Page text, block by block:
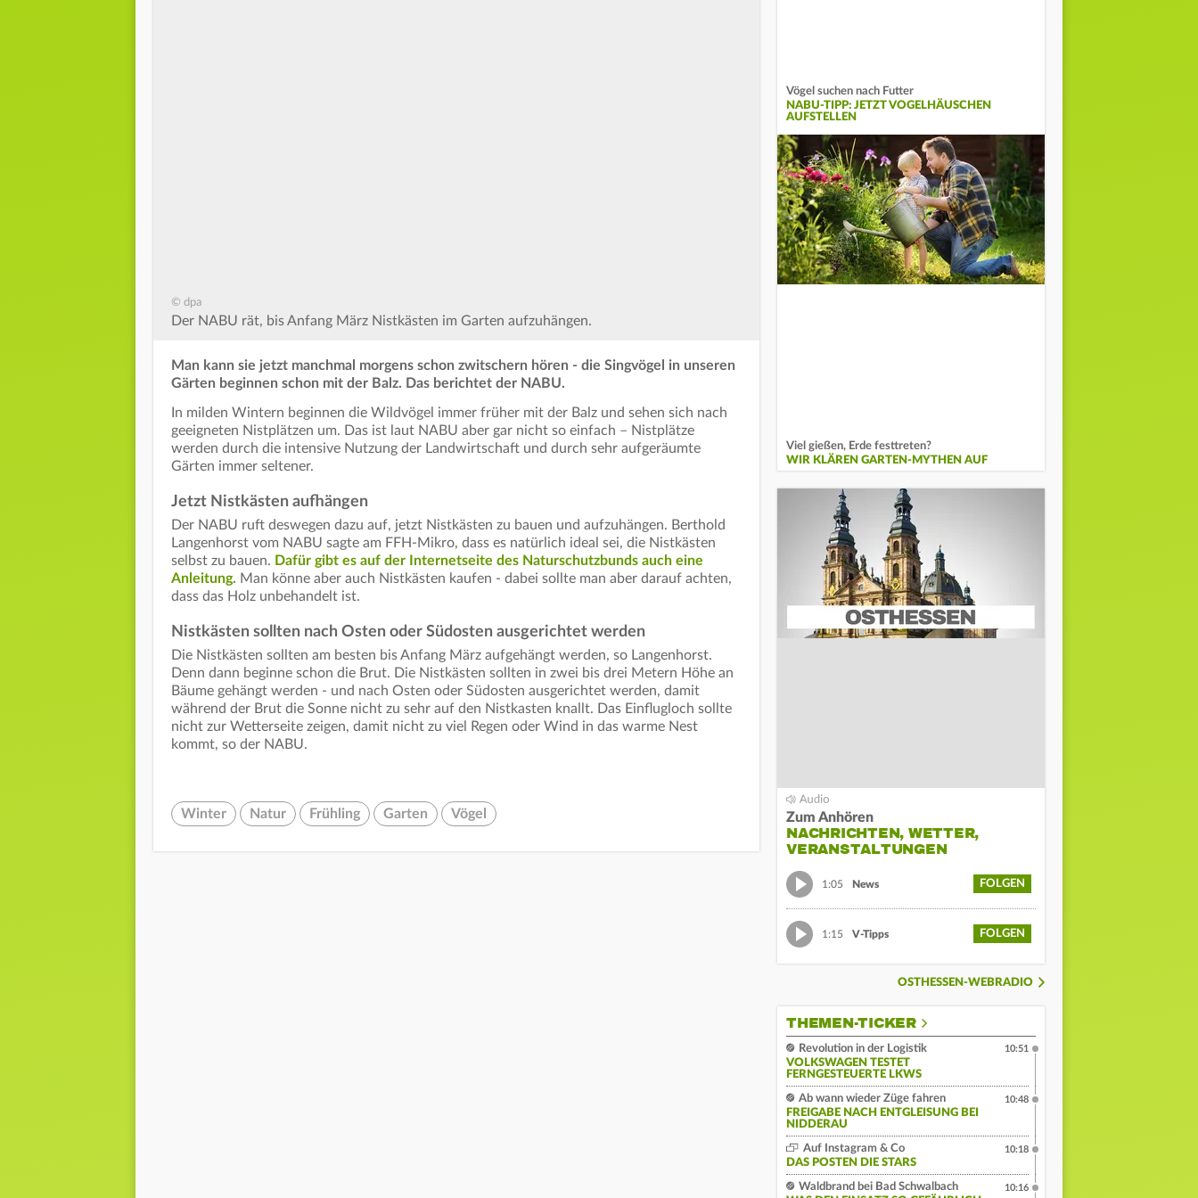
© dpa
Der NABU rät, bis Anfang März Nistkästen im Garten aufzuhängen.
Man kann sie jetzt manchmal morgens schon zwitschern hören - die Singvögel in unseren
Gärten beginnen schon mit der Balz. Das berichtet der NABU.
In milden Wintern beginnen die Wildvögel immer früher mit der Balz und sehen sich nach
geeigneten Nistplätzen um. Das ist laut NABU aber gar nicht so einfach – Nistplätze
werden durch die intensive Nutzung der Landwirtschaft und durch sehr aufgeräumte
Gärten immer seltener.
Jetzt Nistkästen aufhängen
Der NABU ruft deswegen dazu auf, jetzt Nistkästen zu bauen und aufzuhängen. Berthold
Langenhorst vom NABU sagte am FFH-Mikro, dass es natürlich ideal sei, die Nistkästen
selbst zu bauen. Dafür gibt es auf der Internetseite des Naturschutzbunds auch eine
Anleitung. Man könne aber auch Nistkästen kaufen - dabei sollte man aber darauf achten,
dass das Holz unbehandelt ist.
Nistkästen sollten nach Osten oder Südosten ausgerichtet werden
Die Nistkästen sollten am besten bis Anfang März aufgehängt werden, so Langenhorst.
Denn dann beginne schon die Brut. Die Nistkästen sollten in zwei bis drei Metern Höhe an
Bäume gehängt werden - und nach Osten oder Südosten ausgerichtet werden, damit
während der Brut die Sonne nicht zu sehr auf den Nistkasten knallt. Das Einflugloch sollte
nicht zur Wetterseite zeigen, damit nicht zu viel Regen oder Wind in das warme Nest
kommt, so der NABU.
Winter Natur Frühling Garten Vögel
Vögel suchen nach Futter
NABU-TIPP: JETZT VOGELHÄUSCHEN
AUFSTELLEN
Viel gießen, Erde festtreten?
WIR KLÄREN GARTEN-MYTHEN AUF
Zum Anhören
NACHRICHTEN, WETTER,
VERANSTALTUNGEN
1:05 News FOLGEN
1:15 V-Tipps FOLGEN
OSTHESSEN-WEBRADIO
THEMEN-TICKER
Revolution in der Logistik
VOLKSWAGEN TESTET
FERNGESTEUERTE LKWS
10:51
Ab wann wieder Züge fahren
FREIGABE NACH ENTGLEISUNG BEI
NIDDERAU
10:48
Auf Instagram & Co
DAS POSTEN DIE STARS
10:18
Waldbrand bei Bad Schwalbach
10:16